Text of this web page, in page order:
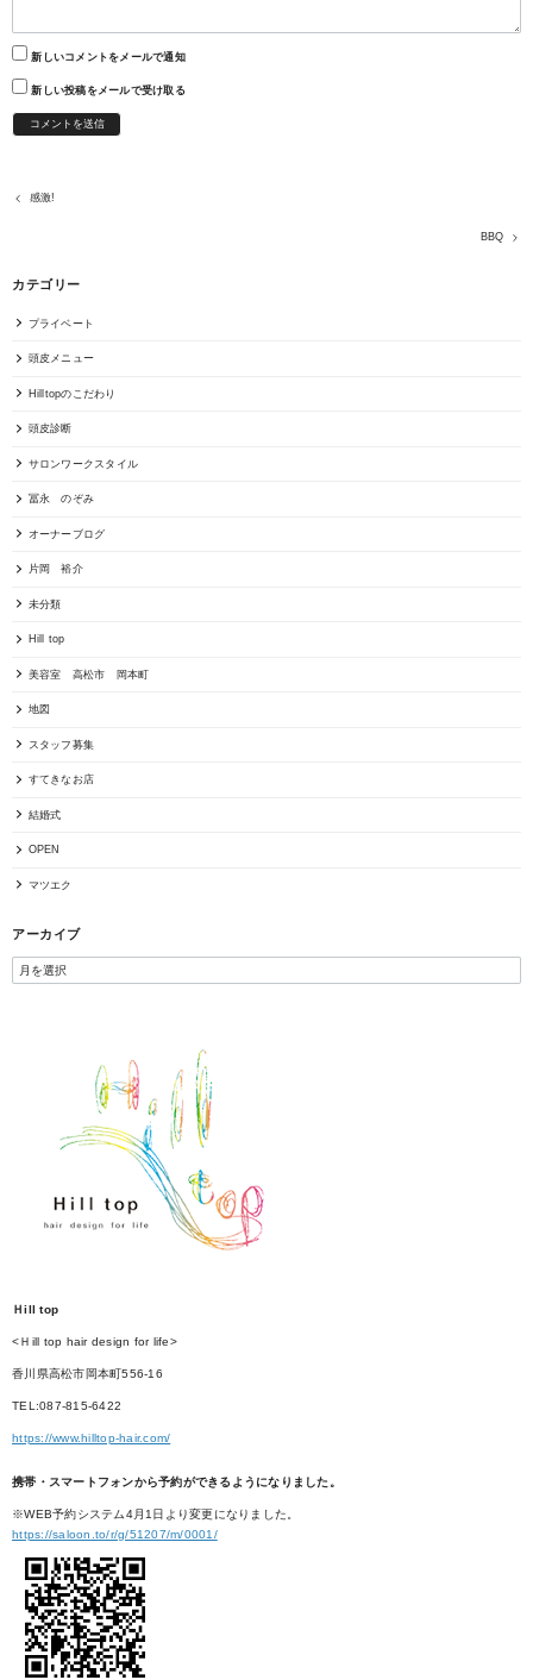
新しいコメントをメールで通知
新しい投稿をメールで受け取る
感激!
BBQ
カテゴリー
プライベート
頭皮メニュー
Hilltopのこだわり
頭皮診断
サロンワークスタイル
冨永 のぞみ
オーナーブログ
片岡 裕介
未分類
Hill top
美容室 高松市 岡本町
地図
スタッフ募集
すてきなお店
結婚式
OPEN
マツエク
アーカイブ
Ｈill top
<Ｈill top hair design for life>
香川県高松市岡本町556-16
TEL:087-815-6422
https://www.hilltop-hair.com/
携帯・スマートフォンから予約ができるようになりました。
※WEB予約システム4月1日より変更になりました。
https://saloon.to/r/g/51207/m/0001/